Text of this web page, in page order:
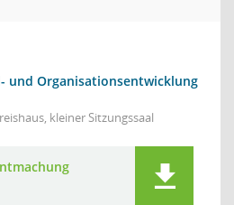
und Organisationsentwicklung
kleiner Sitzungssaal